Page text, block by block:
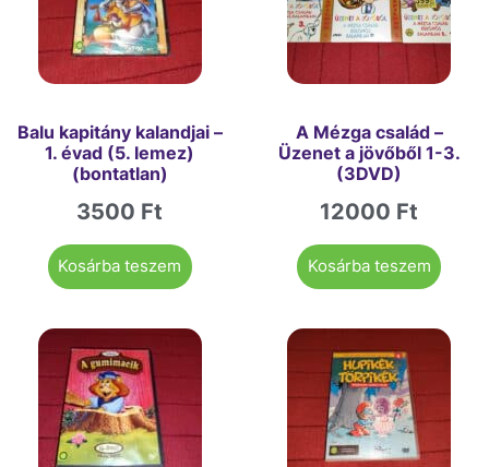
Balu kapitány kalandjai –
1. évad (5. lemez)
(bontatlan)
3500 Ft
Kosárba teszem
A Mézga család –
Üzenet a jövőből 1-3.
(3DVD)
12000 Ft
Kosárba teszem